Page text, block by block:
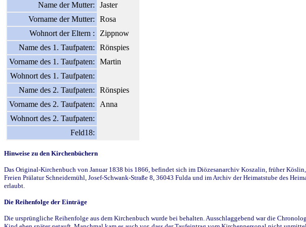
Name der Mutter:
Jaster
Vorname der Mutter:
Rosa
Wohnort der Eltern :
Zippnow
Name des 1. Taufpaten:
Rönspies
Vorname des 1. Taufpaten:
Martin
Wohnort des 1. Taufpaten:
Name des 2. Taufpaten:
Rönspies
Vorname des 2. Taufpaten:
Anna
Wohnort des 2. Taufpaten:
Feld18:
Hinweise zu den Kirchenbüchern
Das Original-Kirchenbuch von Januar 1838 bis 1866, befindet sich im Diözesanarchiv Koszalin, früher
Freien Prälatur Schneidemühl, Josef-Schwank-Straße 8, 36043 Fulda und im Archiv der Heimatstube des
erlaubt.
Die Reihenfolge der Einträge
Die ursprüngliche Reihenfolge aus dem Kirchenbuch wurde bei behalten. Ausschlaggebend war die